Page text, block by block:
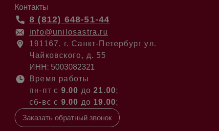
Контакты
8 (812) 648-51-44
info@unilosastra.ru
191167, г. Санкт-Петербург ул.
Чайковского, д. 55
ИНН: 5003082321
Время работы
пн-пт с 9.00 до21.00;
сб-вс с 9.00 до 19.00;
Заказать обратный звонок